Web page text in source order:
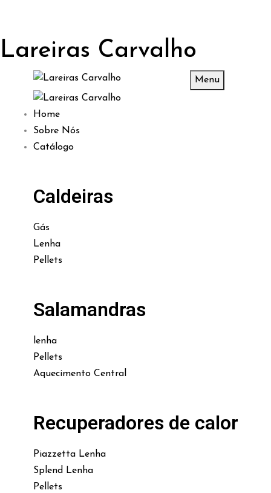
Lareiras Carvalho
Menu
Home
Sobre Nós
Catálogo
Caldeiras
Gás
Lenha
Pellets
Salamandras
lenha
Pellets
Aquecimento Central
Recuperadores de calor
Piazzetta Lenha
Splend Lenha
Pellets